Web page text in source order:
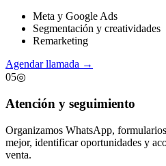
Meta y Google Ads
Segmentación y creatividades
Remarketing
Agendar llamada →
05◎
Atención y seguimiento
Organizamos WhatsApp,
mejor, identificar oportunidades y
venta.